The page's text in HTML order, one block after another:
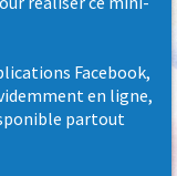
Facebook,
en ligne,
partout